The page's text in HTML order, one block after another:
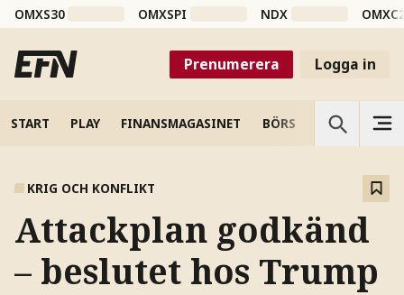
OMXS30 OMXSPI NDX
Prenumerera Logga in
START PLAY FINANSMAGASINET BÖRS VETENSKAP
KRIG OCH KONFLIKT
Attackplan godkänd
– beslutet hos Trump